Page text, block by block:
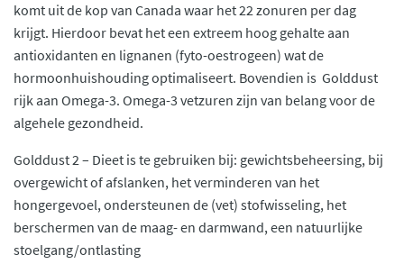
komt uit de kop van Canada waar het 22 zonuren per dag
krijgt. Hierdoor bevat het een extreem hoog gehalte aan
antioxidanten en lignanen (fyto-oestrogeen) wat de
hormoonhuishouding optimaliseert. Bovendien is Golddust
rijk aan Omega-3. Omega-3 vetzuren zijn van belang voor de
algehele gezondheid.
Golddust 2 – Dieet is te gebruiken bij: gewichtsbeheersing, bij
overgewicht of afslanken, het verminderen van het
hongergevoel, ondersteunen de (vet) stofwisseling, het
berschermen van de maag- en darmwand, een natuurlijke
stoelgang/ontlasting